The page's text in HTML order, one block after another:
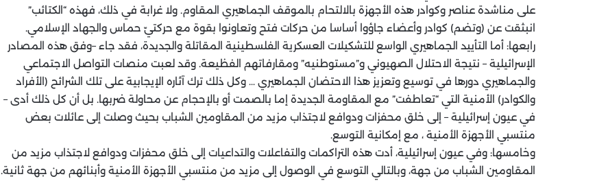
على مناشدة عناصر وكوادر هذه الأجهزة بالالتحام بالموقف الجماهيري المقاوم. ولا غرابة في ذلك، فهذه “الكتائب”
انبثقت عن (وتضم) كوادر وأعضاء جاؤوا أساسا من حركات فتح وتعاونوا بقوة مع حركتيّ حماس والجهاد الإسلامي.
رابعها: أما التأييد الجماهيري الواسع للتشكيلات العسكرية الفلسطينية المقاتلة والجديدة، فقد جاء –وفق هذه المصادر
الإسرائيلية – نتيجة الاحتلال الصهيوني و”مستوطنيه” ومقارفاتهم الفظيعة. وقد لعبت منصات التواصل الاجتماعي
والجماهيري دورها في توسيع وتعزيز هذا الاحتضان الجماهيري … وكل ذلك ترك آثاره الإيجابية على تلك الشرائح (الأفراد
والكوادر) الأمنية التي “تعاطفت” مع المقاومة الجديدة إما بالصمت أو بالإحجام عن محاولة ضربها. بل أن كل ذلك أدى –
في عيون إسرائيلية – إلى خلق محفزات ودوافع لاجتذاب مزيد من المقاومين الشباب بحيث وصلت إلى عائلات بعض
منتسبي الأجهزة الأمنية ، مع إمكانية التوسع.
وخامسها: وفي عيون إسرائيلية، أدت هذه التراكمات والتفاعلات والتداعيات إلى خلق محفزات ودوافع لاجتذاب مزيد من
المقاومين الشباب من جهة، وبالتالي التوسع في الوصول إلى مزيد من منتسبي الأجهزة الأمنية وأبنائهم من جهة ثانية.